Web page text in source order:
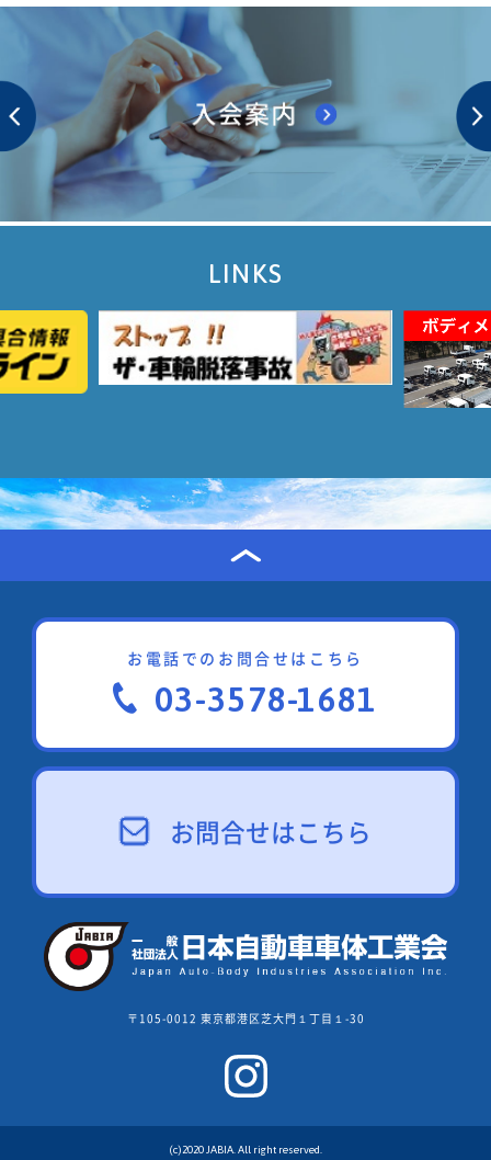
LINKS
お電話でのお問合せはこちら
03-3578-1681
お問合せはこちら
〒105-0012 東京都港区芝大門１丁目１-30
(c)2020 JABIA. All right reserved.